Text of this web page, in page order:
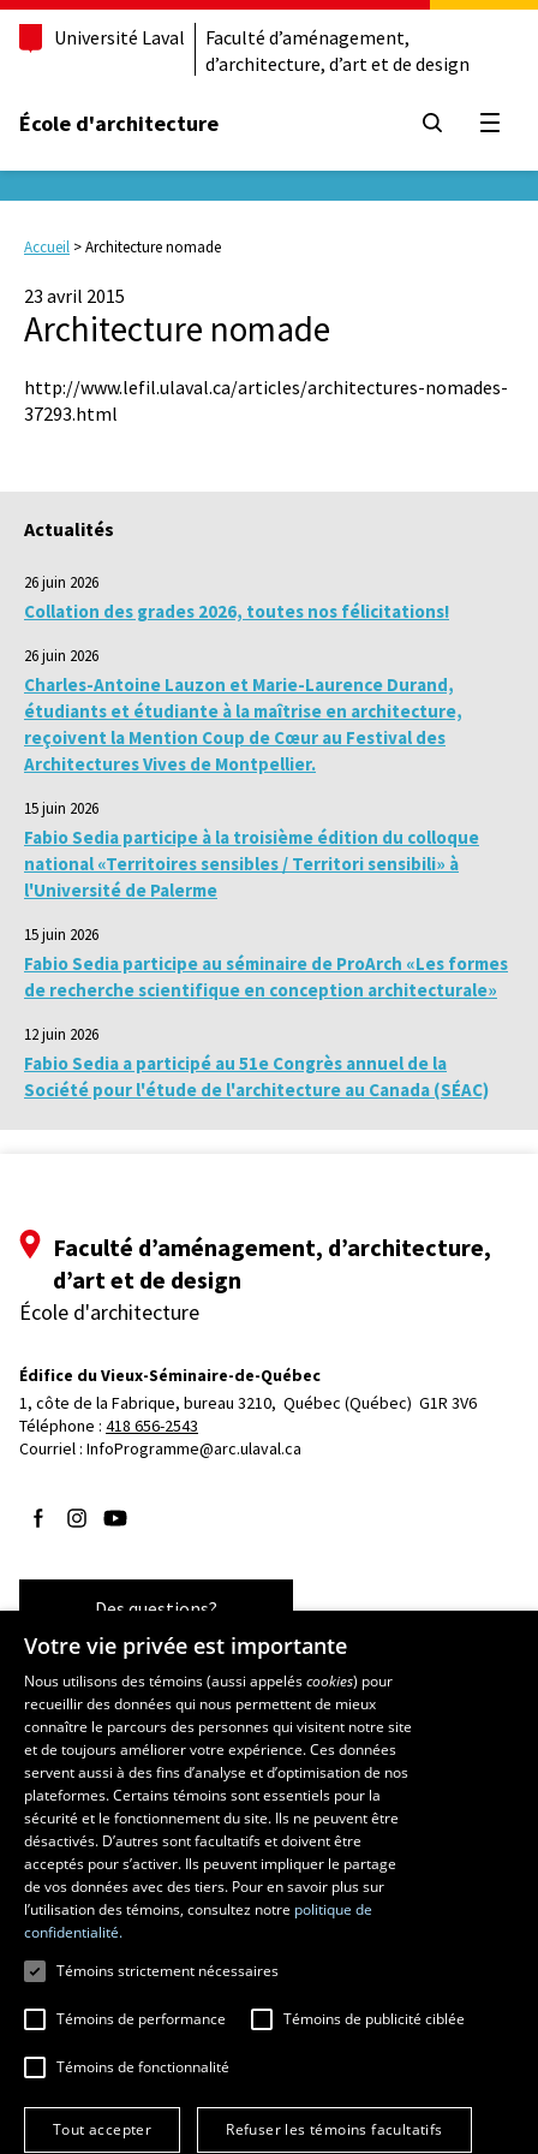
Université Laval
Faculté d’aménagement,
d’architecture, d’art et de design
École d'architecture
Accueil >Architecture nomade
23 avril 2015
Architecture nomade
http://www.lefil.ulaval.ca/articles/architectures-nomades-
37293.html
Actualités
26 juin 2026
Collation des grades 2026, toutes nos félicitations!
26 juin 2026
Charles-Antoine Lauzon et Marie-Laurence Durand,
étudiants et étudiante à la maîtrise en architecture,
reçoivent la Mention Coup de Cœur au Festival des
Architectures Vives de Montpellier.
15 juin 2026
Fabio Sedia participe à la troisième édition du colloque
national «Territoires sensibles / Territori sensibili» à
l'Université de Palerme
15 juin 2026
Fabio Sedia participe au séminaire de ProArch «Les formes
de recherche scientifique en conception architecturale»
12 juin 2026
Fabio Sedia a participé au 51e Congrès annuel de la
Société pour l'étude de l'architecture au Canada (SÉAC)
Faculté d’aménagement, d’architecture,
d’art et de design
École d'architecture
Édifice du Vieux-Séminaire-de-Québec
1, côte de la Fabrique, bureau 3210, Québec (Québec)  G1R 3V6
Téléphone : 418 656-2543
Courriel : InfoProgramme@arc.ulaval.ca
Suivez-nous sur Facebook
Suivez-nous sur Instagram
Suivez-nous sur YouTube
Des questions?
Les écoles et la recherche
École d’art
École supérieure d’aménagement du territoire et de développement
régional
École de design
Centre de recherche en aménagement et développement
© 2026 Université Laval
Tous droits réservés
Conditions générales d'utilisation
Votre vie privée est importante
Nous utilisons des témoins (aussi appeléscookies) pour
recueillir des données qui nous permettent de mieux
connaître le parcours des personnes qui visitent notre site
et de toujours améliorer votre expérience. Ces données
servent aussi à des fins d’analyse et d’optimisation de nos
plateformes. Certains témoins sont essentiels pour la
sécurité et le fonctionnement du site. Ils ne peuvent être
désactivés. D’autres sont facultatifs et doivent être
acceptés pour s’activer. Ils peuvent impliquer le partage
de vos données avec des tiers. Pour en savoir plus sur
l’utilisation des témoins, consultez notre politique de
confidentialité.
Témoins strictement nécessaires
Témoins de performance Témoins de publicité ciblée
Témoins de fonctionnalité
Tout accepter Refuser les témoins facultatifs